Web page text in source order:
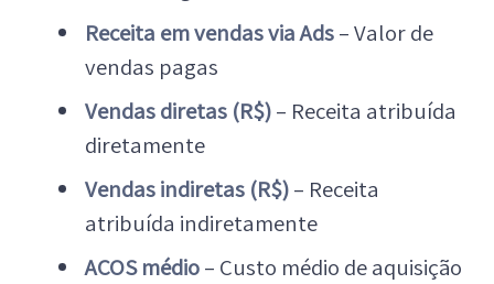
Receita em vendas via Ads– Valor de
vendas pagas
Vendas diretas (R$)– Receita atribuída
diretamente
Vendas indiretas (R$)– Receita
atribuída indiretamente
ACOS médio– Custo médio de aquisição